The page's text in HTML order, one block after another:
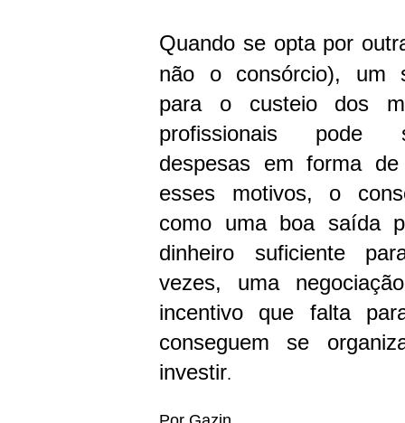
Quando se opta por
não o consórcio), um
para o custeio dos
profissionais pode
despesas em forma
esses motivos, o
como uma boa saída
dinheiro suficiente
vezes, uma
incentivo que falta
conseguem se
investir.